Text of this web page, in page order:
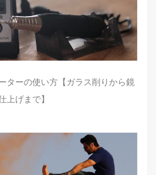
ターの使い方【ガラス削りから鏡
上げまで】